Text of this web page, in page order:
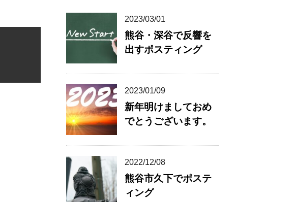
2023/03/01
熊谷・深谷で反響を
出すポスティング
2023/01/09
新年明けましておめ
でとうございます。
2022/12/08
熊谷市久下でポステ
ィング